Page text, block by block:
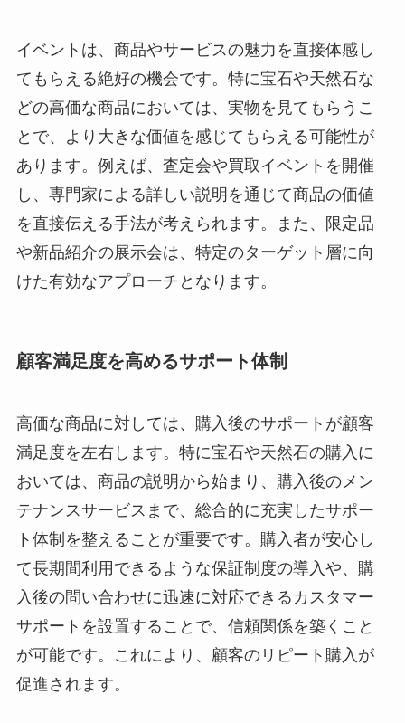
イベントは、商品やサービスの魅力を直接体感し
てもらえる絶好の機会です。特に宝石や天然石な
どの高価な商品においては、実物を見てもらうこ
とで、より大きな価値を感じてもらえる可能性が
あります。例えば、査定会や買取イベントを開催
し、専門家による詳しい説明を通じて商品の価値
を直接伝える手法が考えられます。また、限定品
や新品紹介の展示会は、特定のターゲット層に向
けた有効なアプローチとなります。
顧客満足度を高めるサポート体制
高価な商品に対しては、購入後のサポートが顧客
満足度を左右します。特に宝石や天然石の購入に
おいては、商品の説明から始まり、購入後のメン
テナンスサービスまで、総合的に充実したサポー
ト体制を整えることが重要です。購入者が安心し
て長期間利用できるような保証制度の導入や、購
入後の問い合わせに迅速に対応できるカスタマー
サポートを設置することで、信頼関係を築くこと
が可能です。これにより、顧客のリピート購入が
促進されます。